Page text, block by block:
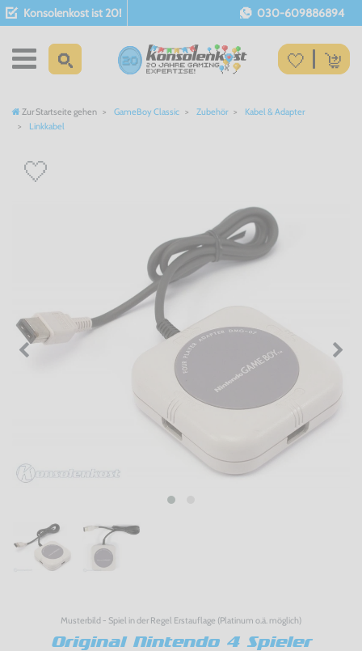
Konsolenkost ist 20! 030-609886894
Zur Startseite gehen GameBoy Classic Zubehör
Kabel & Adapter
Linkkabel
Musterbild - Spiel in der Regel Erstauflage (Platinum o.ä. möglich)
Original Nintendo 4 Spieler